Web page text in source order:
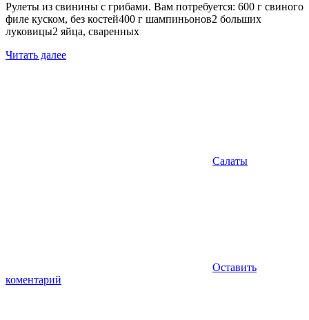
Рулеты из свинины с грибами. Вам потребуется: 600 г свиного
филе куском, без костей400 г шампиньонов2 больших
луковицы2 яйца, сваренных
Читать далее
Салаты
Оставить
коментарий